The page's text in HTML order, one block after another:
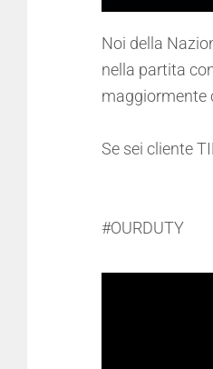
Noi della
nella partita
maggiormente
Se sei cliente
#OURDUTY